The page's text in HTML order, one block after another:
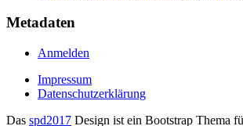
Metadaten
Anmelden
Impressum
Datenschutzerklärung
Das spd2017 Design ist ein Bootstrap Thema